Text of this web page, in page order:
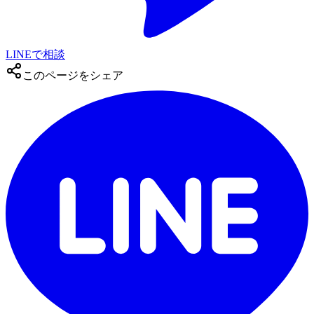
LINEで相談
このページをシェア